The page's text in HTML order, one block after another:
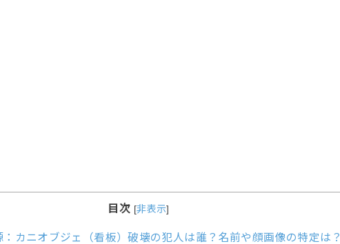
目次 [非表示]
：カニオブジェ（看板）破壊の犯人は誰？名前や顔画像の特定は？